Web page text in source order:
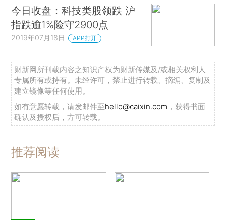
今日收盘：科技类股领跌 沪
指跌逾1%险守2900点
2019年07月18日 APP打开
财新网所刊载内容之知识产权为财新传媒及/或相关权利人
专属所有或持有。未经许可，禁止进行转载、摘编、复制及
建立镜像等任何使用。
如有意愿转载，请发邮件至hello@caixin.com ，获得书面
确认及授权后，方可转载。
推荐阅读